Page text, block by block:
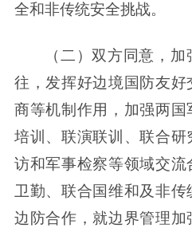
全和非传统安全挑战。
（二）双方同意，
往，发挥好边境国防友
商等机制作用，加强两国
培训、联演联训、联合
访和军事检察等领域交
卫勤、联合国维和及非
边防合作，就边界管理